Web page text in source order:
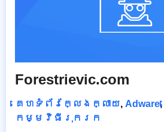
Forestrievic.com
គេហទំព័រក្លែងក្លាយ, Adware,
កម្មវិធីរុករក